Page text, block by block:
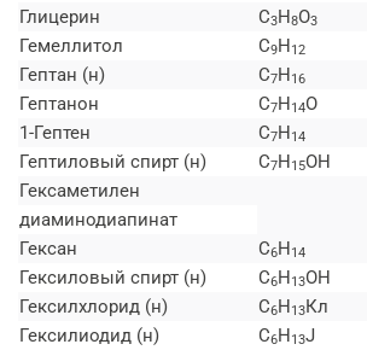
Глицерин
C3H8O3
Гемеллитол
C9H12
Гептан (н)
C7H16
Гептанон
C7H14O
1-Гептен
C7H14
Гептиловый спирт (н)
C7H15ОН
Гексаметилен
диаминодиапинат
Гексан
C6H14
Гексиловый спирт (н)
C6H13ОН
Гексилхлорид (н)
C6H13Кл
Гексилиодид (н)
C6H13J